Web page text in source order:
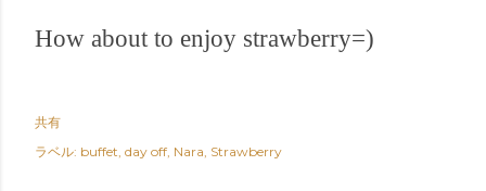
How about to enjoy strawberry=)
共有
ラベル: buffet day off Nara Strawberry